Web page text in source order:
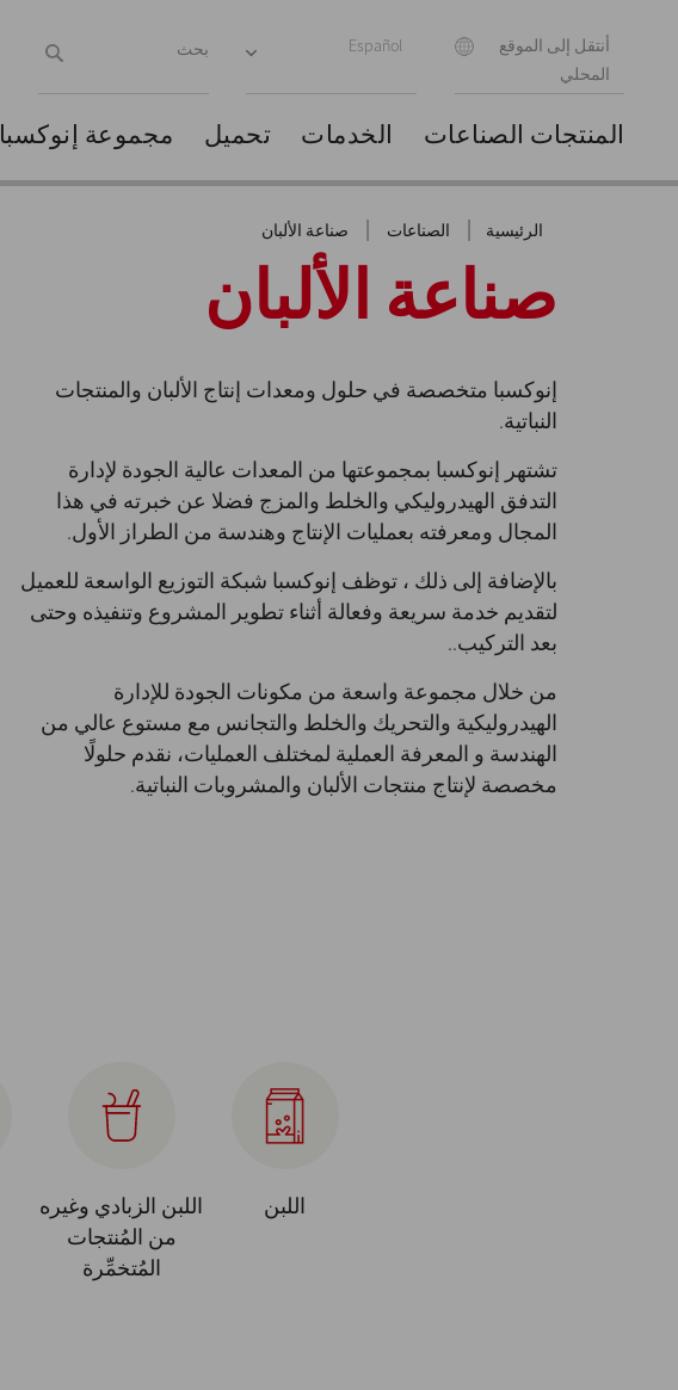
أنتقل إلى الموقع
المحلي
Español
المنتجات الصناعات الخدمات تحميل مجموعة إنوكسبا
الرئيسية | الصناعات | صناعة الألبان
صناعة الألبان
إنوكسبا متخصصة في حلول ومعدات إنتاج الألبان والمنتجات
النباتية.
تشتهر إنوكسبا بمجموعتها من المعدات عالية الجودة لإدارة
التدفق الهيدروليكي والخلط والمزج فضلا عن خبرته في هذا
المجال ومعرفته بعمليات الإنتاج وهندسة من الطراز الأول.
بالإضافة إلى ذلك ، توظف إنوكسبا شبكة التوزيع الواسعة للعميل
لتقديم خدمة سريعة وفعالة أثناء تطوير المشروع وتنفيذه وحتى
بعد التركيب..
من خلال مجموعة واسعة من مكونات الجودة للإدارة
الهيدروليكية والتحريك والخلط والتجانس مع مستوع عالي من
الهندسة و المعرفة العملية لمختلف العمليات، نقدم حلولًا
مخصصة لإنتاج منتجات الألبان والمشروبات النباتية.
اللبن
اللبن الزبادي وغيره
من المُنتجات
المُتخمِّرة